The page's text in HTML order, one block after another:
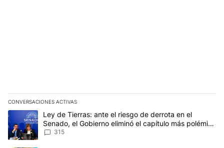
CONVERSACIONES ACTIVAS
Este listado muestra los artículos con más comentarios en los
Un artículo de tendencia con el título "Ley de Tierras: ante el
Ley de Tierras: ante el riesgo de derrota en el
Senado, el Gobierno eliminó el capítulo más polémico
del proyecto
315